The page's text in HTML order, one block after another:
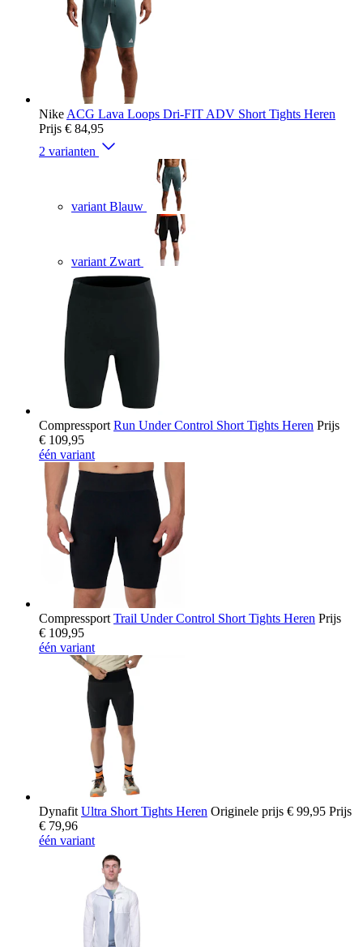
Nike ACG Lava Loops Dri-FIT ADV Short Tights Heren
Prijs € 84,95
2 varianten
variant Blauw
variant Zwart
Compressport Run Under Control Short Tights Heren Prijs
€ 109,95
één variant
Compressport Trail Under Control Short Tights Heren Prijs
€ 109,95
één variant
Dynafit Ultra Short Tights Heren Originele prijs € 99,95 Prijs
€ 79,96
één variant